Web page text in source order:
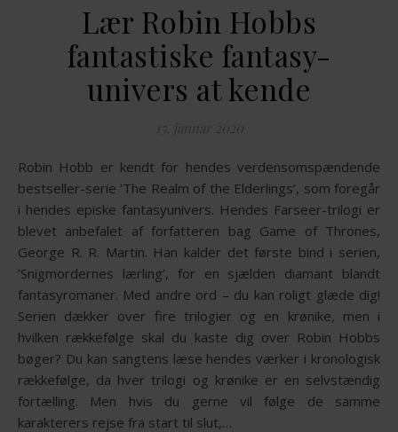
Lær Robin Hobbs
fantastiske fantasy-
univers at kende
15. januar 2020
Robin Hobb er kendt for hendes verdensomspændende
bestseller-serie ‘The Realm of the Elderlings’, som foregår
i hendes episke fantasyunivers. Hendes Farseer-trilogi er
blevet anbefalet af forfatteren bag Game of Thrones,
George R. R. Martin. Han kalder det første bind i serien,
’Snigmordernes lærling’, for en sjælden diamant blandt
fantasyromaner. Med andre ord – du kan roligt glæde dig!
Serien dækker over fire trilogier og en krønike, men i
hvilken rækkefølge skal du kaste dig over Robin Hobbs
bøger? Du kan sangtens læse hendes værker i kronologisk
rækkefølge, da hver trilogi og krønike er en selvstændig
fortælling. Men hvis du gerne vil følge de samme
karakterers rejse fra start til slut,…